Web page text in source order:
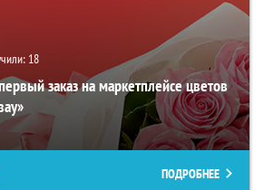
18
заказ на маркетплейсе цветов
ПОДРОБНЕЕ